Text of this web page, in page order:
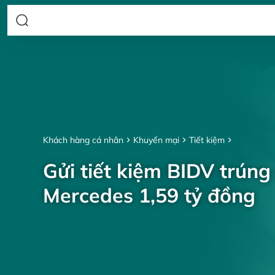
Khách hàng cá nhân Khuyến mại Tiết kiệm
Gửi tiết kiệm BIDV
Mercedes 1,59 tỷ đồng